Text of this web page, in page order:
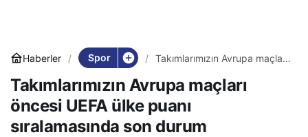
Haberler Spor
Takımlarımızın Avrupa maçları
sıralamasında son durum
Takımlarımızın Avrupa maçları
öncesi UEFA ülke puanı
sıralamasında son durum